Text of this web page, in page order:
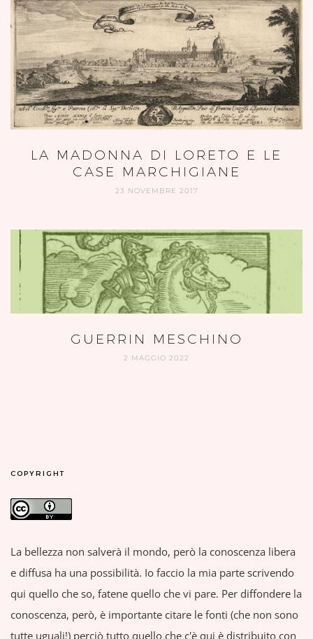
LA MADONNA DI LORETO E LE
CASE MARCHIGIANE
23 NOVEMBRE 2017
GUERRIN MESCHINO
2 MAGGIO 2022
COPYRIGHT
La bellezza non salverà il mondo, però la conoscenza libera
e diffusa ha una possibilità. Io faccio la mia parte scrivendo
qui quello che so, fatene quello che vi pare. Per diffondere la
conoscenza, però, è importante citare le fonti (che non sono
tutte uguali!) perciò tutto quello che c'è qui è distribuito con